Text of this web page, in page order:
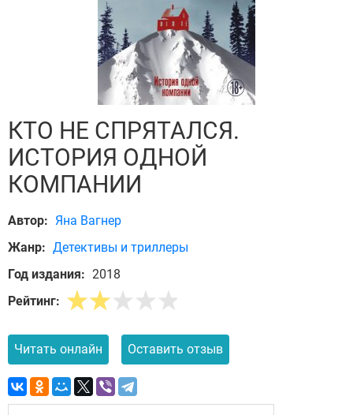
КТО НЕ СПРЯТАЛСЯ.
ИСТОРИЯ ОДНОЙ
КОМПАНИИ
Автор: Яна Вагнер
Жанр: Детективы и триллеры
Год издания: 2018
Рейтинг:
Читать онлайн Оставить отзыв